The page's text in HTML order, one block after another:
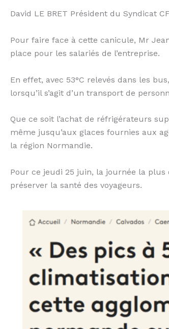
David LE BRET Président du Syndicat
Pour faire face à cette canicule, Mr
place pour les salariés de l’entreprise.
En effet, avec 53°C relevés dans les
lorsqu’il s’agit d’un transport de
Que ce soit l’achat de réfrigérateurs
même jusqu’aux glaces fournies aux
la région Normandie.
Pour ce jeudi 25 juin, la journée la plus
préserver la santé des voyageurs.